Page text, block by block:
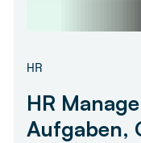
HR
HR
Aufgaben,